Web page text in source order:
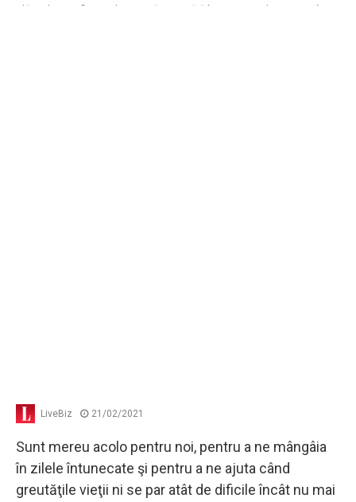
plăti educaţia fiicei sale: ea o răscumpără în secret 21 de ani mai târziu
LiveBiz 21/02/2021
Sunt mereu acolo pentru noi, pentru a ne mângâia
în zilele întunecate şi pentru a ne ajuta când
greutăţile vieţii ni se par atât de dificile încât nu mai